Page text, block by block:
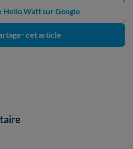
Hello Watt sur Google
cet article